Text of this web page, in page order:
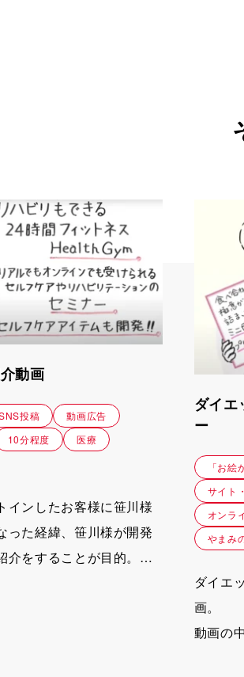
動画
投稿
動画広告
10分程度
医療
インしたお客様に笹川様
った経緯、笹川様が開発
をすることが目的。
ダイエ
ー
「お絵
サイト
オンラ
やまみ
ダイエ
画。
動画の